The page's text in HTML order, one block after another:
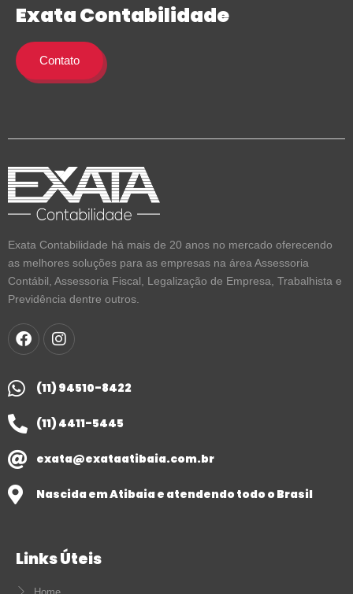
Exata Contabilidade
Contato
Exata Contabilidade há mais de 20 anos no mercado oferecendo
as melhores soluções para as empresas na área Assessoria
Contábil, Assessoria Fiscal, Legalização de Empresa, Trabalhista e
Previdência dentre outros.
(11) 94510-8422
(11) 4411-5445
exata@exataatibaia.com.br
Nascida em Atibaia e atendendo todo o Brasil
Links Úteis